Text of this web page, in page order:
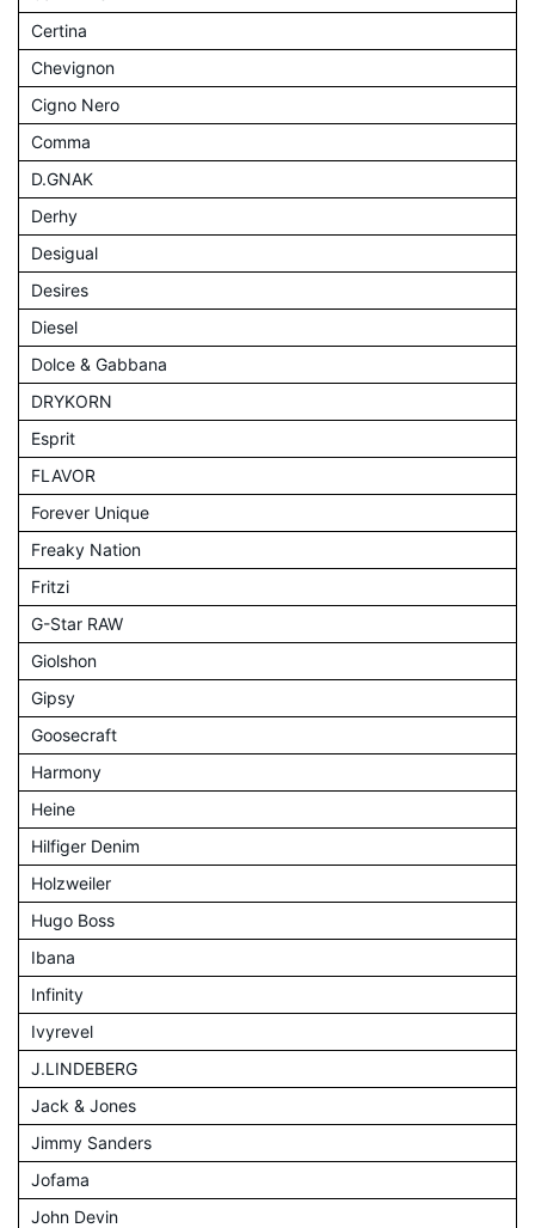
Certina
Chevignon
Cigno Nero
Comma
D.GNAK
Derhy
Desigual
Desires
Diesel
Dolce & Gabbana
DRYKORN
Esprit
FLAVOR
Forever Unique
Freaky Nation
Fritzi
G-Star RAW
Giolshon
Gipsy
Goosecraft
Harmony
Heine
Hilfiger Denim
Holzweiler
Hugo Boss
Ibana
Infinity
Ivyrevel
J.LINDEBERG
Jack & Jones
Jimmy Sanders
Jofama
John Devin